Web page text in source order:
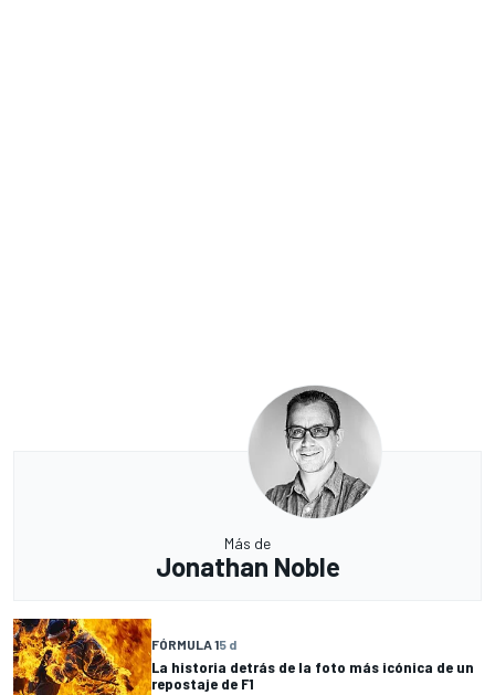
Más de
Jonathan Noble
FÓRMULA 15 d
La historia detrás de la foto más icónica de un
repostaje de F1